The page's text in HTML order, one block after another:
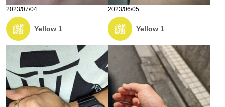
2023/07/04
Yellow 1
2023/06/05
Yellow 1